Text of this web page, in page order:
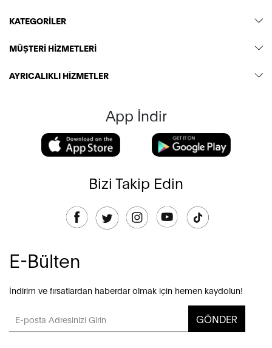
KATEGORİLER
MÜŞTERİ HİZMETLERİ
AYRICALIKLI HİZMETLER
App İndir
Bizi Takip Edin
E-Bülten
İndirim ve fırsatlardan haberdar olmak için hemen kaydolun!
GÖNDER